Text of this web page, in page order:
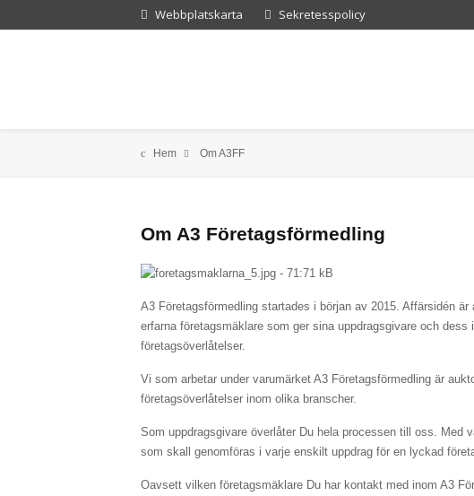
Webbplatskarta Sekretesspolicy
Hem Om A3FF
Om A3 Företagsförmedling
A3 Företagsförmedling startades i början av 2015. Affärsidén
erfarna företagsmäklare som ger sina uppdragsgivare och
företagsöverlåtelser.
Vi som arbetar under varumärket A3 Företagsförmedling är
företagsöverlåtelser inom olika branscher.
Som uppdragsgivare överlåter Du hela processen till oss. Med
som skall genomföras i varje enskilt uppdrag för en lyckad
Oavsett vilken företagsmäklare Du har kontakt med inom A3